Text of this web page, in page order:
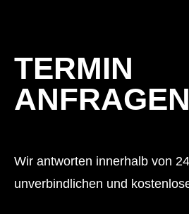
TERMIN
ANFRAGEN
Wir antworten innerhalb von
unverbindlichen und